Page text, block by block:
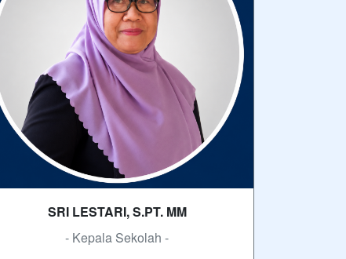
SRI LESTARI, S.PT. MM
- Kepala Sekolah -